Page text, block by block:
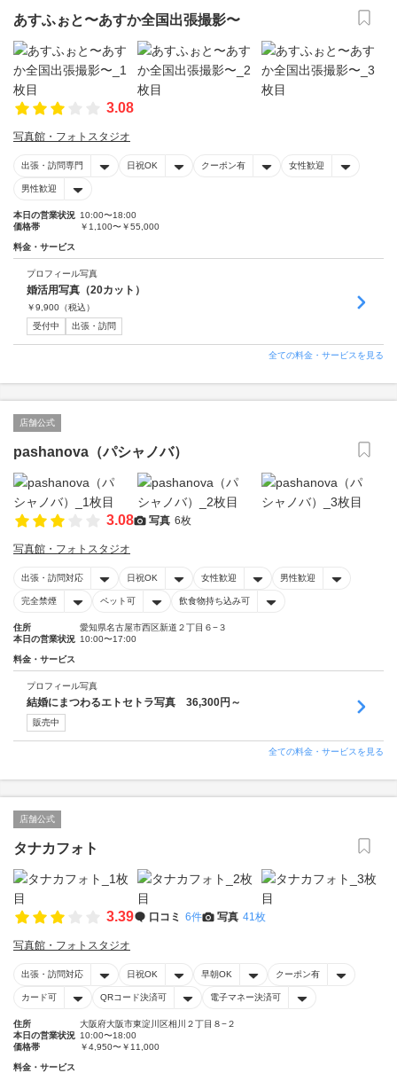
あすふぉと〜あすか全国出張撮影〜
3.08
写真館・フォトスタジオ
出張・訪問専門 日祝OK クーポン有 女性歓迎
男性歓迎
本日の営業状況 10:00〜18:00
価格帯
￥1,100〜￥55,000
料金・サービス
プロフィール写真
婚活用写真（20カット）
￥9,900 （税込）
受付中
出張・訪問
全ての料金・サービスを見る
店舗公式
pashanova（パシャノバ）
3.08 写真 6枚
写真館・フォトスタジオ
出張・訪問対応 日祝OK 女性歓迎 男性歓迎
完全禁煙 ペット可 飲食物持ち込み可
住所
愛知県名古屋市西区新道２丁目６−３
本日の営業状況 10:00〜17:00
料金・サービス
プロフィール写真
結婚にまつわるエトセトラ写真 36,300円～
販売中
全ての料金・サービスを見る
店舗公式
タナカフォト
3.39 口コミ 6件 写真 41枚
写真館・フォトスタジオ
出張・訪問対応 日祝OK 早朝OK クーポン有
カード可 QRコード決済可 電子マネー決済可
住所
大阪府大阪市東淀川区相川２丁目８−２
本日の営業状況 10:00〜18:00
価格帯
￥4,950〜￥11,000
料金・サービス